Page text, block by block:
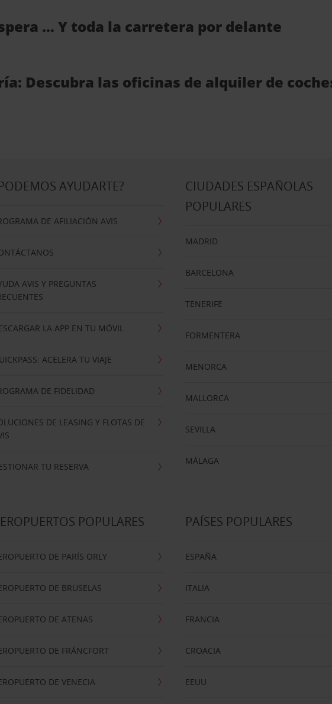
… Y toda la carretera por delante
Descubra las oficinas de alquiler de
AYUDARTE?
DE AFILIACIÓN AVIS
AVIS Y PREGUNTAS
LA APP EN TU MÓVIL
ACELERA TU VIAJE
DE FIDELIDAD
DE LEASING Y FLOTAS DE
TU RESERVA
CIUDADES ESPAÑOLAS
POPULARES
MADRID
BARCELONA
TENERIFE
FORMENTERA
MENORCA
MALLORCA
SEVILLA
MÁLAGA
POPULARES
DE PARÍS ORLY
DE BRUSELAS
DE ATENAS
DE FRÁNCFORT
DE VENECIA
PAÍSES POPULARES
ESPAÑA
ITALIA
FRANCIA
CROACIA
EEUU